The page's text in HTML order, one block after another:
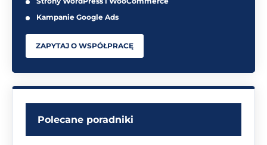
Kampanie Google Ads
ZAPYTAJ O WSPÓŁPRACĘ
Polecane poradniki